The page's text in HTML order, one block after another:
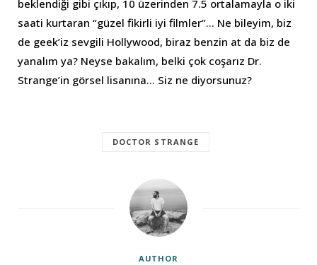
beklendiği gibi çıkıp, 10 üzerinden 7.5 ortalamayla o iki
saati kurtaran “güzel fikirli iyi filmler”… Ne bileyim, biz
de geek’iz sevgili Hollywood, biraz benzin at da biz de
yanalım ya? Neyse bakalım, belki çok coşarız Dr.
Strange’in görsel lisanına… Siz ne diyorsunuz?
DOCTOR STRANGE
AUTHOR